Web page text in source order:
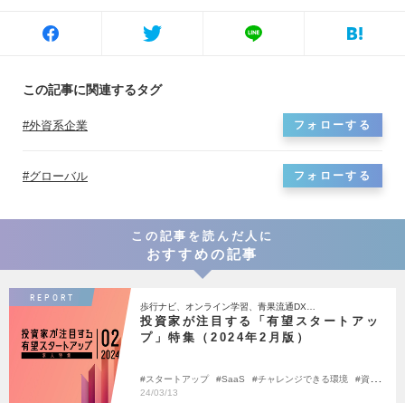
方合意のうえ、会社の定める業務に従事していただきます。
この記事に関連するタグ
外資系企業 フォローする
グローバル フォローする
この記事を読んだ人に
おすすめの記事
REPORT
歩行ナビ、オンライン学習、青果流通DX…
投資家が注目する「有望スタートアッ
プ」特集（2024年2月版）
スタートアップ SaaS チャレンジできる環境
資金
調達
24/03/13